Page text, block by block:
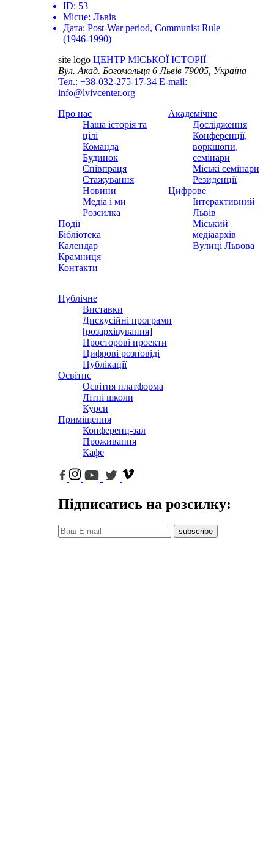
ID: 53
Місце: Львів
Дата: Post-War period, Communist Rule
(1946-1990)
site logo ЦЕНТР МІСЬКОЇ ІСТОРІЇ
Вул. Акад. Богомольця 6Львів 79005, Україна
Тел.: +38-032-275-17-34 E-mail:
info@lvivcenter.org
Про нас
Наша історія та
цілі
Команда
Будинок
Співпраця
Стажування
Новини
Медіа і ми
Розсилка
Події
Бібліотека
Календар
Крамниця
Контакти
Академічне
Дослідження
Конференції,
воркшопи,
семінари
Міські семінари
Резиденції
Цифрове
Інтерактивний
Львів
Міський
медіаархів
Вулиці Львова
Публічне
Виставки
Дискусійні програми
[розархівування]
Просторові проекти
Цифрові розповіді
Публікації
Освітнє
Освітня платформа
Літні школи
Курси
Приміщення
Конференц-зал
Проживання
Кафе
Підписатись на розсилку:
subscribe